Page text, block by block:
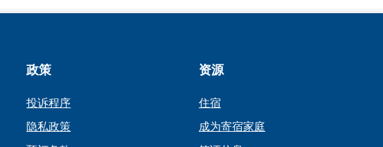
政策
投诉程序
隐私政策
资源
住宿
成为寄宿家庭